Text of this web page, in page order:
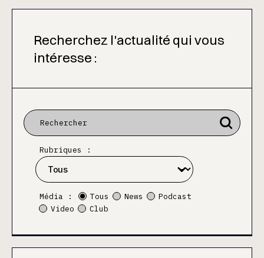
Recherchez l'actualité qui vous
intéresse :
Rubriques :
Média : Tous News
Podcast
Video
Club